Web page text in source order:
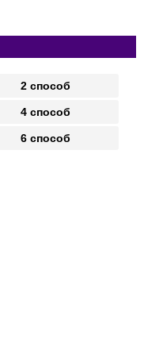
2 способ
4 способ
6 способ